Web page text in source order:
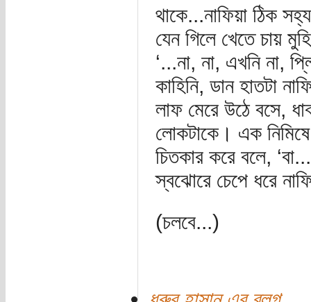
থাকে...নাফিয়া ঠিক
যেন গিলে খেতে চায়
‘...না, না, এখনি না,
কাহিনি, ডান হাতটা
লাফ মেরে উঠে বসে,
লোকটাকে। এক
চিতকার করে বলে,
স্বঝোরে চেপে ধরে
(চলবে...)